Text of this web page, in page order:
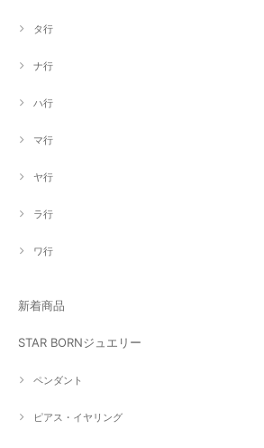
タ行
ナ行
ハ行
マ行
ヤ行
ラ行
ワ行
新着商品
STAR BORNジュエリー
ペンダント
ピアス・イヤリング